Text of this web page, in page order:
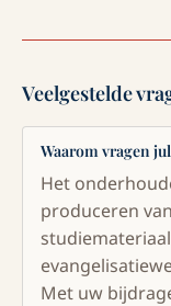
Veelgestelde
Waarom vragen
Het
produceren
Met uw